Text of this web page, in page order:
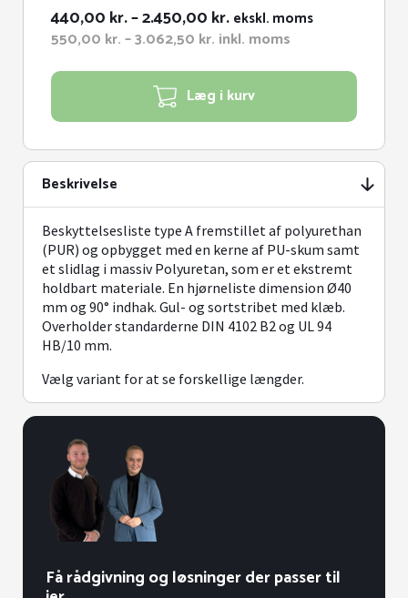
antal
440,00 kr.–2.450,00 kr.Prisinterval:
440,00 kr.
2.450,00 kr.
ekskl. moms
550,00 kr.–3.062,50 kr. Prisinterval:
til
3.062,50 kr.
inkl. moms
Læg i kurv
Beskrivelse
Beskyttelsesliste type A fremstillet af polyurethan
(PUR) og opbygget med en kerne af PU-skum samt
et slidlag i massiv Polyuretan, som er et ekstremt
holdbart materiale. En hjørneliste dimension Ø40
mm og 90° indhak. Gul- og sortstribet med klæb.
Overholder standarderne DIN 4102 B2 og UL 94
HB/10 mm.
Vælg variant for at se forskellige længder.
Få rådgivning og løsninger der passer til